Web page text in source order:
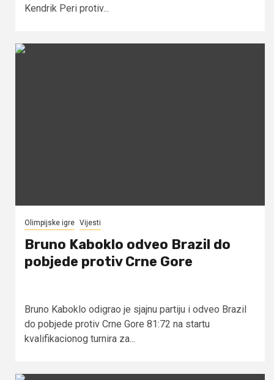
Kendrik Peri protiv...
Olimpijske igre Vijesti
Bruno Kaboklo odveo Brazil do
pobjede protiv Crne Gore
Bruno Kaboklo odigrao je sjajnu partiju i odveo Brazil
do pobjede protiv Crne Gore 81:72 na startu
kvalifikacionog turnira za...